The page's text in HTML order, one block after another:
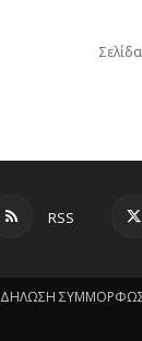
RSS
ΔΗΛΩΣΗ